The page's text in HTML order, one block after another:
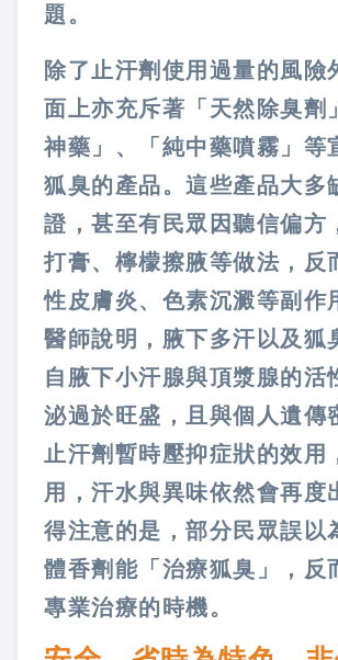
題。
除了止汗劑使用過量的風險
面上亦充斥著「天然除臭劑
神藥」、「純中藥噴霧」等
狐臭的產品。這些產品大多
證，甚至有民眾因聽信偏方
打膏、檸檬擦腋等做法，反
性皮膚炎、色素沉澱等副作
醫師說明，腋下多汗以及狐
自腋下小汗腺與頂漿腺的活
泌過於旺盛，且與個人遺傳
止汗劑暫時壓抑症狀的效用
用，汗水與異味依然會再度
得注意的是，部分民眾誤以
體香劑能「治療狐臭」，反
專業治療的時機。